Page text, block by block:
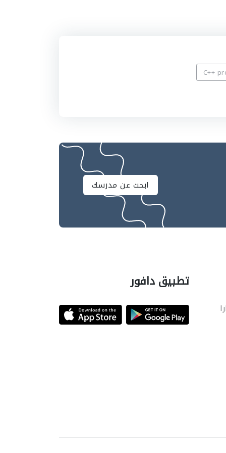
ابحث عن مدرسك
تطبيق دافور